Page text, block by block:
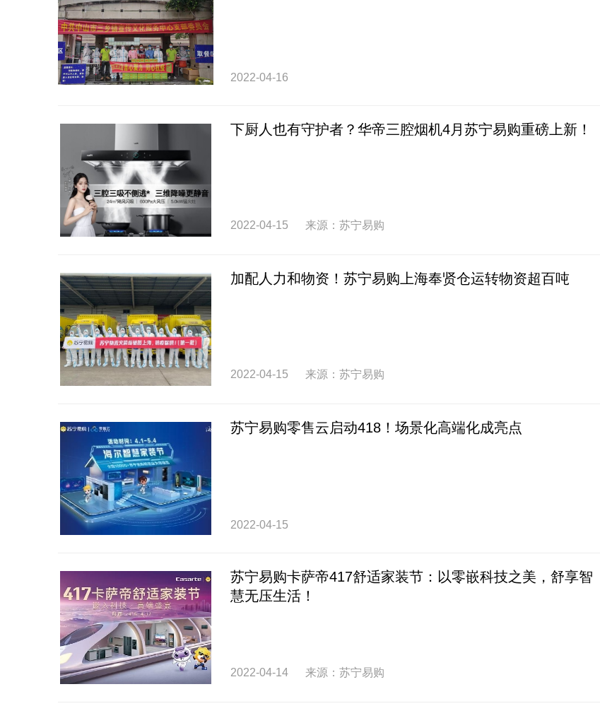
2022-04-16
下厨人也有守护者？华帝三腔烟机4月苏宁易购重磅上新！
2022-04-15 来源：苏宁易购
加配人力和物资！苏宁易购上海奉贤仓运转物资超百吨
2022-04-15 来源：苏宁易购
苏宁易购零售云启动418！场景化高端化成亮点
2022-04-15
苏宁易购卡萨帝417舒适家装节：以零嵌科技之美，舒享智
慧无压生活！
2022-04-14 来源：苏宁易购